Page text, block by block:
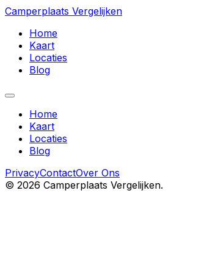
Camperplaats Vergelijken
Home
Kaart
Locaties
Blog
Home
Kaart
Locaties
Blog
PrivacyContactOver Ons
© 2026 Camperplaats Vergelijken.